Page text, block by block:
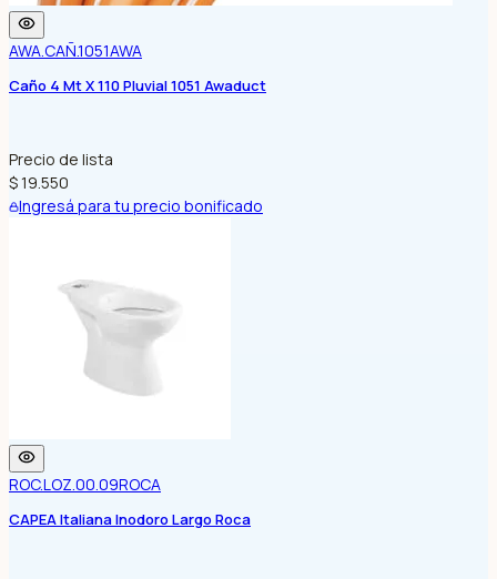
AWA.CAÑ.1051AWA
Caño 4 Mt X 110 Pluvial 1051 Awaduct
Precio de lista
$ 19.550
Ingresá para tu precio bonificado
ROC.LOZ.00.09ROCA
CAPEA Italiana Inodoro Largo Roca